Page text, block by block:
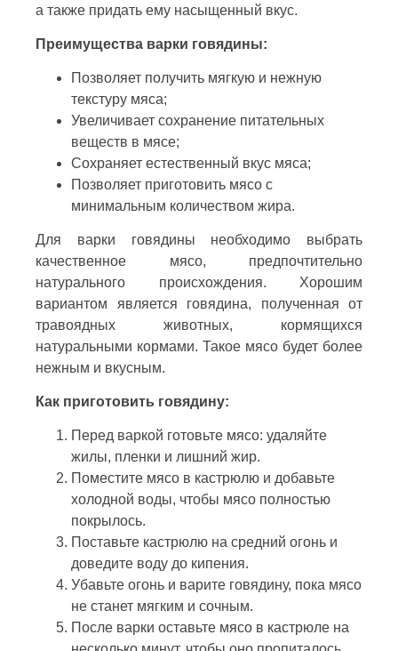
а также придать ему насыщенный вкус.
Преимущества варки говядины:
Позволяет получить мягкую и нежную
текстуру мяса;
Увеличивает сохранение питательных
веществ в мясе;
Сохраняет естественный вкус мяса;
Позволяет приготовить мясо с
минимальным количеством жира.
Для варки говядины необходимо выбрать
качественное мясо, предпочтительно
натурального происхождения. Хорошим
вариантом является говядина, полученная от
травоядных животных, кормящихся
натуральными кормами. Такое мясо будет более
нежным и вкусным.
Как приготовить говядину:
Перед варкой готовьте мясо: удаляйте
жилы, пленки и лишний жир.
Поместите мясо в кастрюлю и добавьте
холодной воды, чтобы мясо полностью
покрылось.
Поставьте кастрюлю на средний огонь и
доведите воду до кипения.
Убавьте огонь и варите говядину, пока мясо
не станет мягким и сочным.
После варки оставьте мясо в кастрюле на